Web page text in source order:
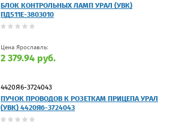
БЛОК КОНТРОЛЬНЫХ ЛАМП УРАЛ (УВК)
ПД511Е-3803010
Цена Ярославль:
2 379.94 руб.
4420Я6-3724043
ПУЧОК ПРОВОДОВ К РОЗЕТКАМ ПРИЦЕПА УРАЛ
(УВК) 4420Я6-3724043